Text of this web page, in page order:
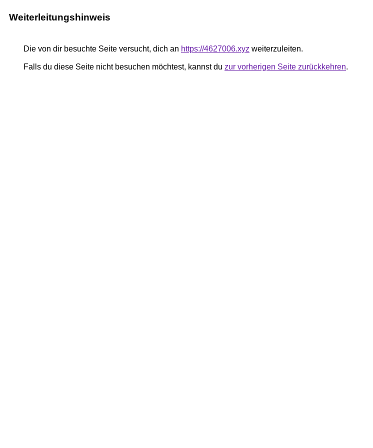
Weiterleitungshinweis
Die von dir besuchte Seite versucht, dich an https://4627006.xyz weiterzuleiten.
Falls du diese Seite nicht besuchen möchtest, kannst du zur vorherigen Seite zurückkehren.